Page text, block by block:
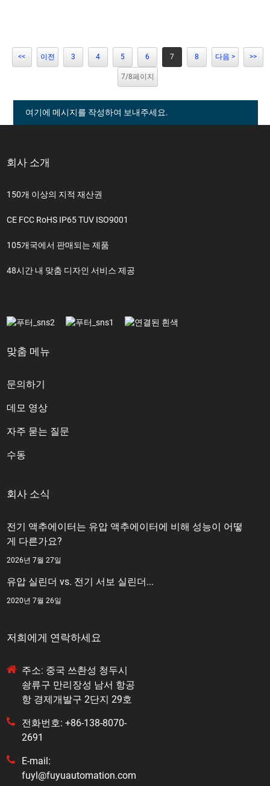
<< 이전 3 4 5 6 7 8 다음 > >>
7/8페이지
여기에 메시지를 작성하여 보내주세요.
회사 소개
150개 이상의 지적 재산권
CE FCC RoHS IP65 TUV ISO9001
105개국에서 판매되는 제품
48시간 내 맞춤 디자인 서비스 제공
맞춤 메뉴
문의하기
데모 영상
자주 묻는 질문
수동
회사 소식
전기 액추에이터는 유압 액추에이터에 비해 성능이 어떻
게 다른가요?
2026년 7월 27일
유압 실린더 vs. 전기 서보 실린더...
2020년 7월 26일
저희에게 연락하세요
주소: 중국 쓰촨성 청두시
솽류구 만리장성 남서 항공
항 경제개발구 2단지 29호
전화번호: +86-138-8070-
2691
E-mail:
fuyl@fuyuautomation.com